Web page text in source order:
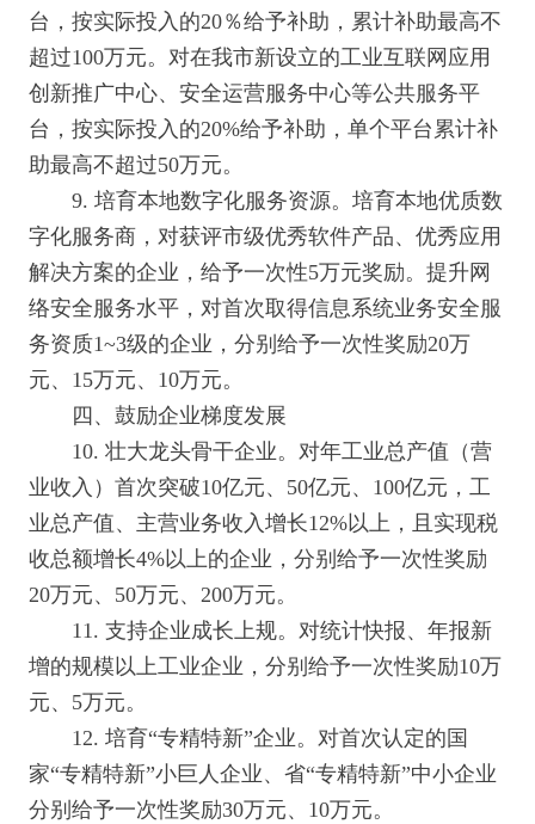
台，按实际投入的20％给予补助，累计补助最高不
超过100万元。对在我市新设立的工业互联网应用
创新推广中心、安全运营服务中心等公共服务平
台，按实际投入的20%给予补助，单个平台累计补
助最高不超过50万元。
9. 培育本地数字化服务资源。培育本地优质数
字化服务商，对获评市级优秀软件产品、优秀应用
解决方案的企业，给予一次性5万元奖励。提升网
络安全服务水平，对首次取得信息系统业务安全服
务资质1~3级的企业，分别给予一次性奖励20万
元、15万元、10万元。
四、鼓励企业梯度发展
10. 壮大龙头骨干企业。对年工业总产值（营
业收入）首次突破10亿元、50亿元、100亿元，工
业总产值、主营业务收入增长12%以上，且实现税
收总额增长4%以上的企业，分别给予一次性奖励
20万元、50万元、200万元。
11. 支持企业成长上规。对统计快报、年报新
增的规模以上工业企业，分别给予一次性奖励10万
元、5万元。
12. 培育“专精特新”企业。对首次认定的国
家“专精特新”小巨人企业、省“专精特新”中小企业
分别给予一次性奖励30万元、10万元。